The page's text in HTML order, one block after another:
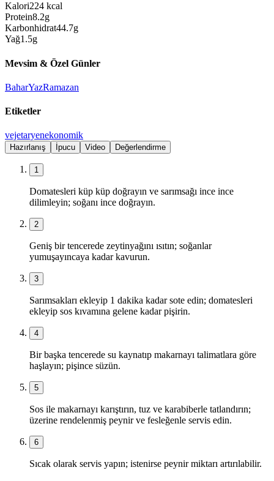
Kalori224 kcal
Protein8.2g
Karbonhidrat44.7g
Yağ1.5g
Mevsim & Özel Günler
BaharYazRamazan
Etiketler
vejetaryenekonomik
Hazırlanış İpucu Video Değerlendirme
1
Domatesleri küp küp doğrayın ve sarımsağı ince ince
dilimleyin; soğanı ince doğrayın.
2
Geniş bir tencerede zeytinyağını ısıtın; soğanlar
yumuşayıncaya kadar kavurun.
3
Sarımsakları ekleyip 1 dakika kadar sote edin; domatesleri
ekleyip sos kıvamına gelene kadar pişirin.
4
Bir başka tencerede su kaynatıp makarnayı talimatlara göre
haşlayın; pişince süzün.
5
Sos ile makarnayı karıştırın, tuz ve karabiberle tatlandırın;
üzerine rendelenmiş peynir ve fesleğenle servis edin.
6
Sıcak olarak servis yapın; istenirse peynir miktarı artırılabilir.